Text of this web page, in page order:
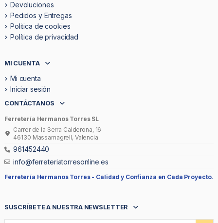
Devoluciones
Pedidos y Entregas
Politica de cookies
Política de privacidad
MI CUENTA
Mi cuenta
Iniciar sesión
CONTÁCTANOS
Ferretería Hermanos Torres SL
Carrer de la Serra Calderona, 16
46130 Massamagrell, Valencia
961452440
info@ferreteriatorresonline.es
Ferretería Hermanos Torres - Calidad y Confianza en Cada Proyecto.
SUSCRÍBETE A NUESTRA NEWSLETTER